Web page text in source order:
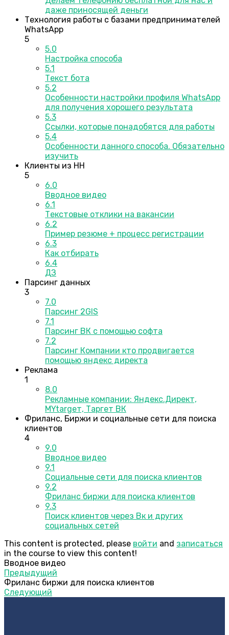
даже приносящей деньги
Технология работы с базами предпринимателей
WhatsApp
5
5.0
Настройка способа
5.1
Текст бота
5.2
Особенности настройки профиля WhatsApp
для получения хорошего результата
5.3
Ссылки, которые понадобятся для работы
5.4
Особенности данного способа. Обязательно
изучить
Клиенты из HH
5
6.0
Вводное видео
6.1
Текстовые отклики на вакансии
6.2
Пример резюме + процесс регистрации
6.3
Как отбирать
6.4
ДЗ
Парсинг данных
3
7.0
Парсинг 2GIS
7.1
Парсинг ВК с помощью софта
7.2
Парсинг Компании кто продвигается
помощью яндекс директа
Реклама
1
8.0
Рекламные компании: Яндекс.Директ,
MYtargeт, Таргет ВК
Фриланс, Биржи и социальные сети для поиска
клиентов
4
9.0
Вводное видео
9.1
Социальные сети для поиска клиентов
9.2
Фриланс биржи для поиска клиентов
9.3
Поиск клиентов через Вк и других
социальных сетей
This content is protected, please войти and записаться
in the course to view this content!
Вводное видео
Предыдущий
Фриланс биржи для поиска клиентов
Следующий